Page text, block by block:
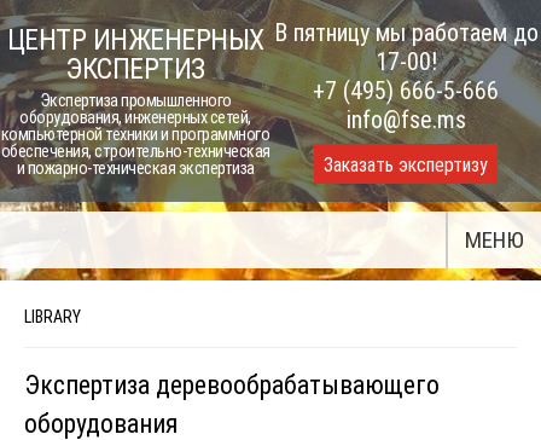
Skip
to
content
ЦЕНТР ИНЖЕНЕРНЫХ
ЭКСПЕРТИЗ
Экспертиза промышленного
оборудования, инженерных сетей,
компьютерной техники и программного
обеспечения, строительно-техническая
и пожарно-техническая экспертиза
В пятницу мы работаем до
17-00!
+7 (495) 666-5-666
info@fse.ms
Заказать экспертизу
МЕНЮ
LIBRARY
Экспертиза деревообрабатывающего
оборудования